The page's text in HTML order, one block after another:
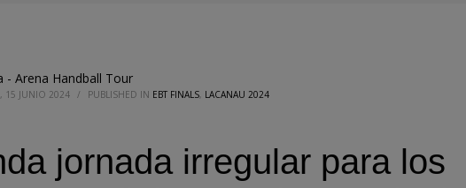
- Arena Handball Tour
15 JUNIO 2024 / PUBLISHED IN EBT FINALS, LACANAU 2024
jornada irregular para los